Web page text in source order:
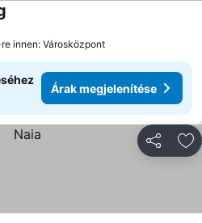
innen: Városközpont
Árak megjelenítése